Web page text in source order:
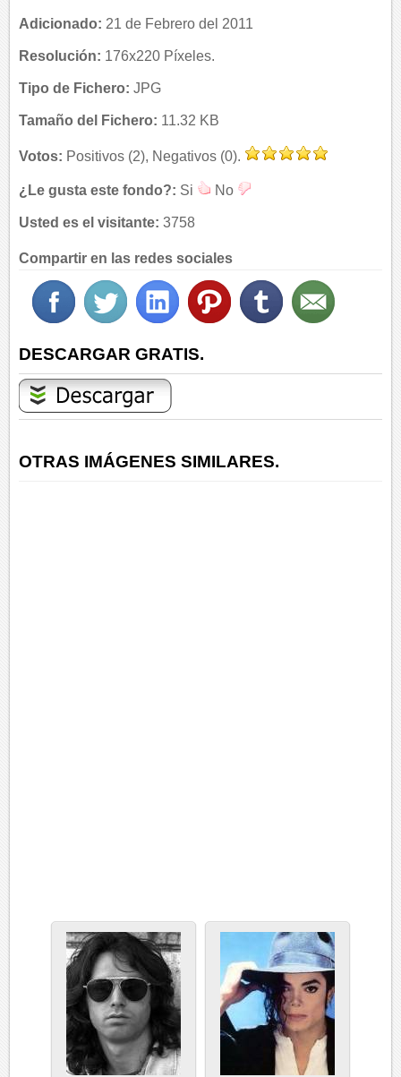
Adicionado: 21 de Febrero del 2011
Resolución: 176x220 Píxeles.
Tipo de Fichero: JPG
Tamaño del Fichero: 11.32 KB
Votos: Positivos (2), Negativos (0).
¿Le gusta este fondo?: Si No
Usted es el visitante: 3758
Compartir en las redes sociales
DESCARGAR GRATIS.
OTRAS IMÁGENES SIMILARES.